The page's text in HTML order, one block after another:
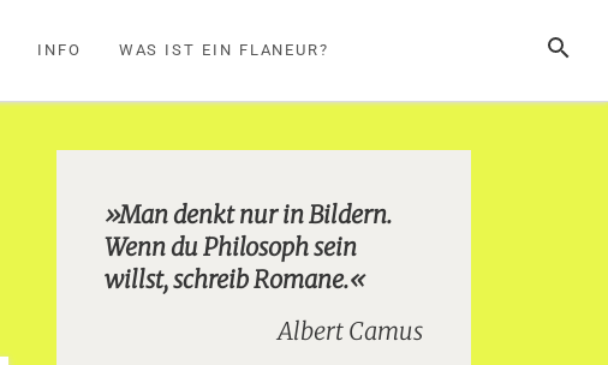
SUCHE
INFO WAS IST EIN FLANEUR?
»Man denkt nur in Bildern.
Wenn du Philosoph sein
willst, schreib Romane.«
Albert Camus